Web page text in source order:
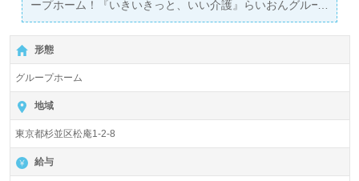
ープホーム！『いきいきっと、いい介護』らいおんグルー
プ！＞
◎介護職/正社員募集◎【月給275,000円～305,000円】
『西荻窪駅』徒歩15分。
入居定員18名（9名×2ユニット）『フォービスライフ松庵
英』らいおんグループ/フォービスライフ株式会社（本社：
東京都港区）様の運営です。東京都を中心にデイサービ
ス、短時間型デイサービス、グループホーム、訪問介護、
小規模多機能型居宅介護、住宅改修、福祉用具販売/レンタ
ル、居宅介護支援事業を展開されています。
形態
グループホーム
地域
東京都杉並区松庵1-2-8
給与